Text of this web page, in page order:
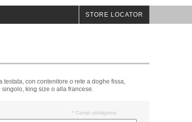
STORE LOCATOR
testata, con contenitore o rete a doghe fissa,
king size o alla francese.
* Campi obbligatori